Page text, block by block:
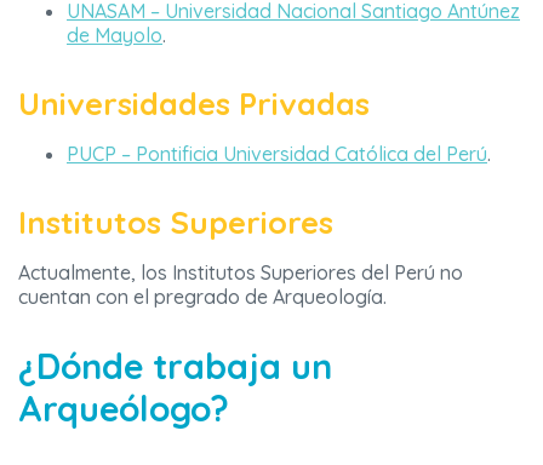
UNASAM – Universidad Nacional Santiago Antúnez
de Mayolo.
Universidades Privadas
PUCP – Pontificia Universidad Católica del Perú.
Institutos Superiores
Actualmente, los Institutos Superiores del Perú no
cuentan con el pregrado de Arqueología.
¿Dónde trabaja un
Arqueólogo?